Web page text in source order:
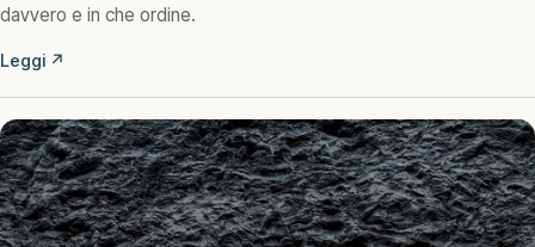
davvero e in che ordine.
Leggi ↗